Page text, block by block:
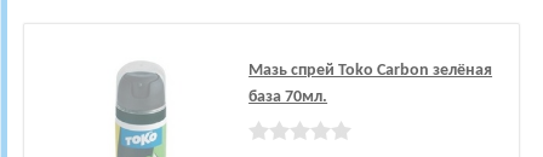
Мазь спрей Toko Carbon зелёная
база 70мл.